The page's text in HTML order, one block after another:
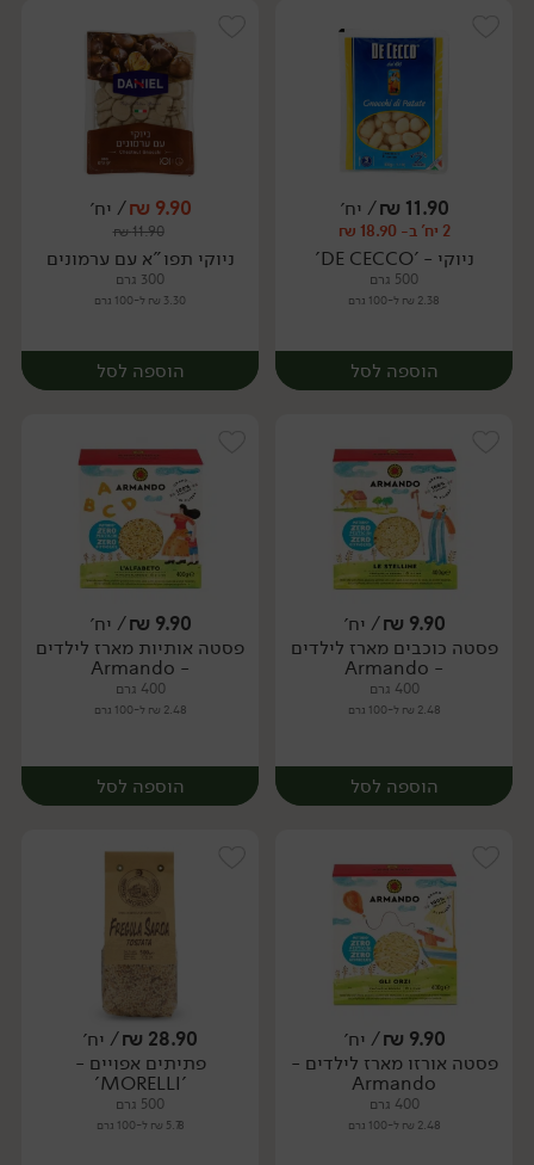
יח׳ יח׳
11.90
₪/ יח׳
2 יח' ב- 18.90 ₪
ניוקי - 'DE CECCO'
500 גרם
2.38 ₪ ל-100 גרם
הוספה לסל
יח׳
9.90
₪/ יח׳
11.90
₪
ניוקי תפו"א עם ערמונים
300 גרם
3.30 ₪ ל-100 גרם
הוספה לסל
יח׳
9.90
₪/ יח׳
פסטה כוכבים מארז לילדים
- Armando
400 גרם
2.48 ₪ ל-100 גרם
הוספה לסל
יח׳
9.90
₪/ יח׳
פסטה אותיות מארז לילדים
- Armando
400 גרם
2.48 ₪ ל-100 גרם
הוספה לסל
יח׳
9.90
₪/ יח׳
פסטה אורזו מארז לילדים -
Armando
400 גרם
2.48 ₪ ל-100 גרם
28.90
₪/ יח׳
פתיתים אפויים -
'MORELLI'
500 גרם
5.78 ₪ ל-100 גרם